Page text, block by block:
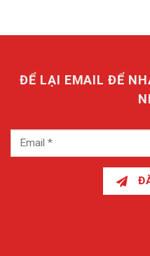
ĐỂ LẠI EMAIL ĐỂ